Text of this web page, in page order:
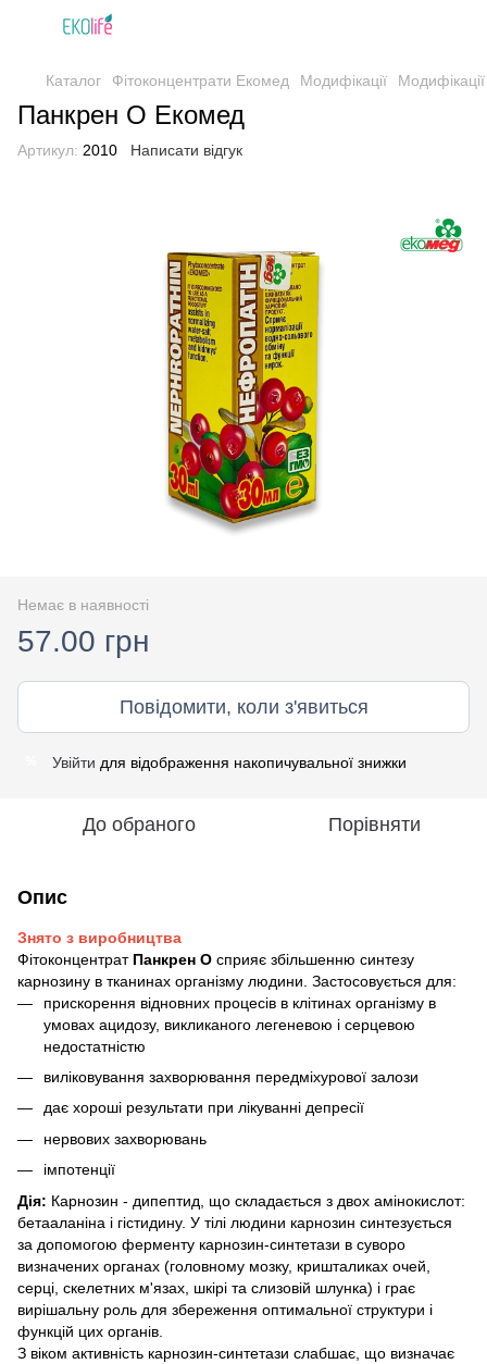
Каталог Фітоконцентрати Екомед Модифікації
Панкрен О Екомед
Артикул: 2010 Написати відгук
Немає в наявності
57.00 грн
Повідомити, коли з'явиться
Увійти для відображення накопичувальної знижки
До обраного Порівняти
Опис
Знято з виробництва
Фітоконцентрат Панкрен О сприяє збільшенню синтезу
карнозину в тканинах організму людини. Застосовується для:
прискорення відновних процесів в клітинах організму в
умовах ацидозу, викликаного легеневою і серцевою
недостатністю
виліковування захворювання передміхурової залози
дає хороші результати при лікуванні депресії
нервових захворювань
імпотенції
Дія: Карнозин - дипептид, що складається з двох амінокислот:
бетааланіна і гістидину. У тілі людини карнозин синтезується
за допомогою ферменту карнозин-синтетази в суворо
визначених органах (головному мозку, кришталиках очей,
серці, скелетних м'язах, шкірі та слизовій шлунка) і грає
вирішальну роль для збереження оптимальної структури і
функцій цих органів.
З віком активність карнозин-синтетази слабшає, що визначає